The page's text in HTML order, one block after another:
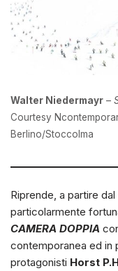
Walter Niedermayr –
Courtesy
Berlino/Stoccolma
Riprende, a partire dal
particolarmente
CAMERA DOPPIA
contemporanea ed in
protagonisti Horst